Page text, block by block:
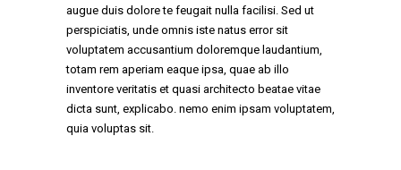
augue duis dolore te feugait nulla facilisi. Sed ut
perspiciatis, unde omnis iste natus error sit
voluptatem accusantium doloremque laudantium,
totam rem aperiam eaque ipsa, quae ab illo
inventore veritatis et quasi architecto beatae vitae
dicta sunt, explicabo. nemo enim ipsam voluptatem,
quia voluptas sit.